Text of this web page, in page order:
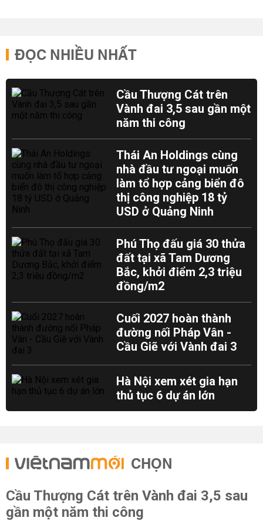
ĐỌC NHIỀU NHẤT
Cầu Thượng Cát trên
Vành đai 3,5 sau gần một
năm thi công
Thái An Holdings cùng
nhà đầu tư ngoại muốn
làm tổ hợp cảng biển đô
thị công nghiệp 18 tỷ
USD ở Quảng Ninh
Phú Thọ đấu giá 30 thửa
đất tại xã Tam Dương
Bắc, khởi điểm 2,3 triệu
đồng/m2
Cuối 2027 hoàn thành
đường nối Pháp Vân -
Cầu Giẽ với Vành đai 3
Hà Nội xem xét gia hạn
thủ tục 6 dự án lớn
CHỌN
Cầu Thượng Cát trên Vành đai 3,5 sau
gần một năm thi công